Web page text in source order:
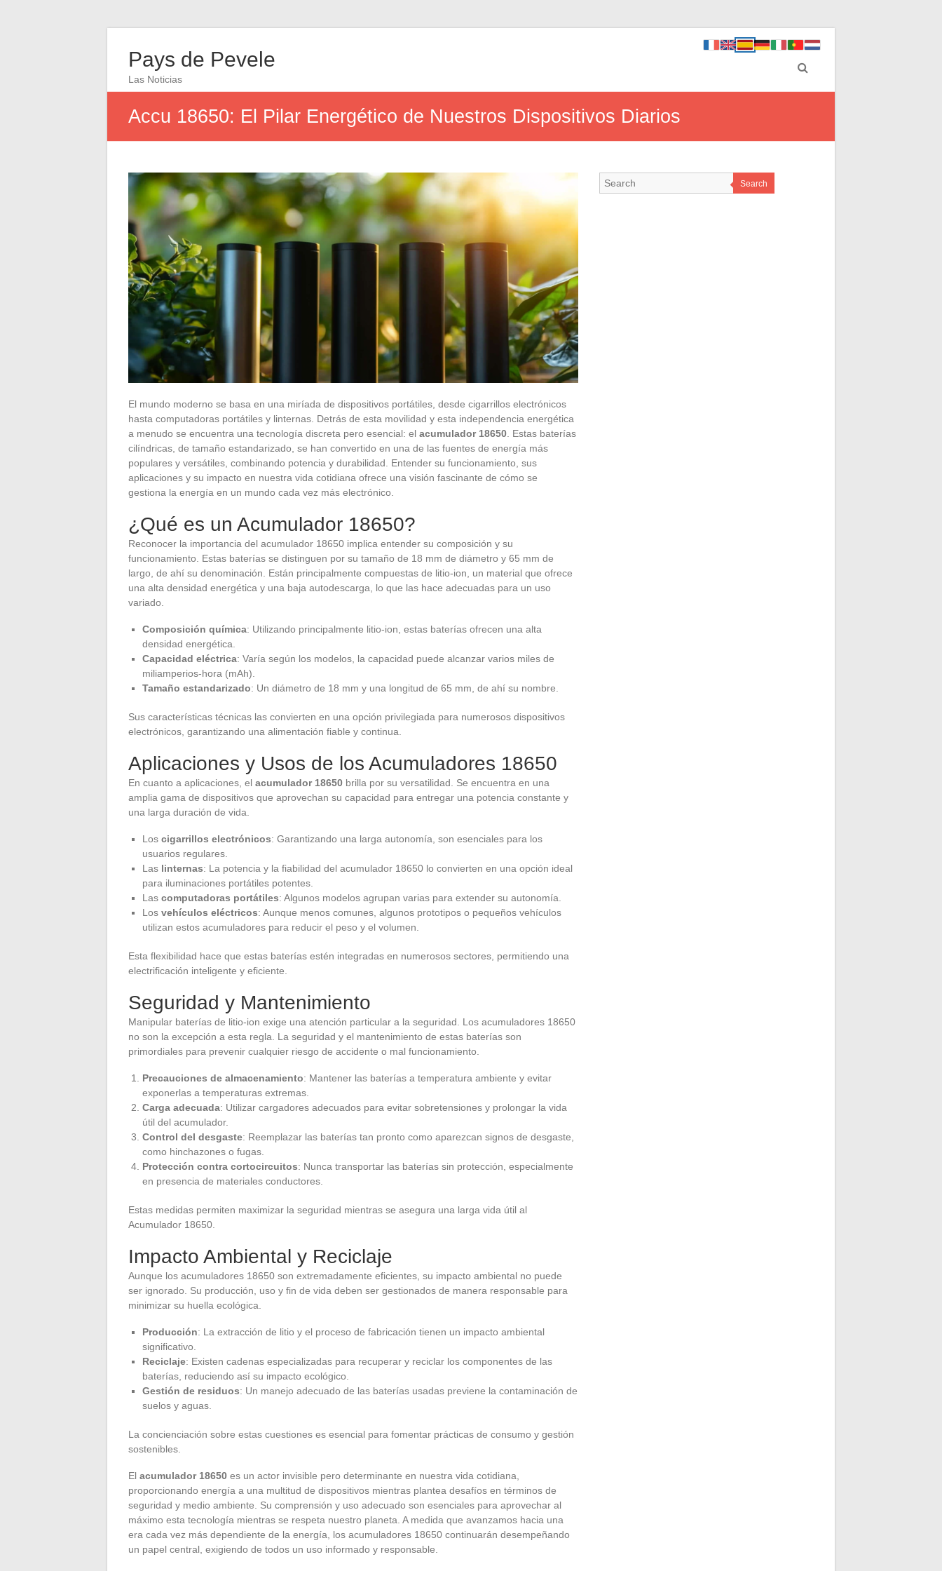
Pays de Pevele
Las Noticias
Accu 18650: El Pilar Energético de Nuestros Dispositivos Diarios
El mundo moderno se basa en una miríada de dispositivos portátiles, desde cigarrillos electrónicos
hasta computadoras portátiles y linternas. Detrás de esta movilidad y esta independencia energética
a menudo se encuentra una tecnología discreta pero esencial: el acumulador 18650 . Estas baterías
cilíndricas, de tamaño estandarizado, se han convertido en una de las fuentes de energía más
populares y versátiles, combinando potencia y durabilidad. Entender su funcionamiento, sus
aplicaciones y su impacto en nuestra vida cotidiana ofrece una visión fascinante de cómo se
gestiona la energía en un mundo cada vez más electrónico.
¿Qué es un Acumulador 18650?
Reconocer la importancia del acumulador 18650 implica entender su composición y su
funcionamiento. Estas baterías se distinguen por su tamaño de 18 mm de diámetro y 65 mm de
largo, de ahí su denominación. Están principalmente compuestas de litio-ion, un material que ofrece
una alta densidad energética y una baja autodescarga, lo que las hace adecuadas para un uso
variado.
Composición química: Utilizando principalmente litio-ion, estas baterías ofrecen una alta
densidad energética.
Capacidad eléctrica: Varía según los modelos, la capacidad puede alcanzar varios miles de
miliamperios-hora (mAh).
Tamaño estandarizado: Un diámetro de 18 mm y una longitud de 65 mm, de ahí su nombre.
Sus características técnicas las convierten en una opción privilegiada para numerosos dispositivos
electrónicos, garantizando una alimentación fiable y continua.
Aplicaciones y Usos de los Acumuladores 18650
En cuanto a aplicaciones, el acumulador 18650 brilla por su versatilidad. Se encuentra en una
amplia gama de dispositivos que aprovechan su capacidad para entregar una potencia constante y
una larga duración de vida.
Los cigarrillos electrónicos: Garantizando una larga autonomía, son esenciales para los
usuarios regulares.
Las linternas: La potencia y la fiabilidad del acumulador 18650 lo convierten en una opción ideal
para iluminaciones portátiles potentes.
Las computadoras portátiles: Algunos modelos agrupan varias para extender su autonomía.
Los vehículos eléctricos: Aunque menos comunes, algunos prototipos o pequeños vehículos
utilizan estos acumuladores para reducir el peso y el volumen.
Esta flexibilidad hace que estas baterías estén integradas en numerosos sectores, permitiendo una
electrificación inteligente y eficiente.
Seguridad y Mantenimiento
Manipular baterías de litio-ion exige una atención particular a la seguridad. Los acumuladores 18650
no son la excepción a esta regla. La seguridad y el mantenimiento de estas baterías son
primordiales para prevenir cualquier riesgo de accidente o mal funcionamiento.
Precauciones de almacenamiento: Mantener las baterías a temperatura ambiente y evitar
exponerlas a temperaturas extremas.
Carga adecuada: Utilizar cargadores adecuados para evitar sobretensiones y prolongar la vida
útil del acumulador.
Control del desgaste: Reemplazar las baterías tan pronto como aparezcan signos de desgaste,
como hinchazones o fugas.
Protección contra cortocircuitos: Nunca transportar las baterías sin protección, especialmente
en presencia de materiales conductores.
Estas medidas permiten maximizar la seguridad mientras se asegura una larga vida útil al
Acumulador 18650.
Impacto Ambiental y Reciclaje
Aunque los acumuladores 18650 son extremadamente eficientes, su impacto ambiental no puede
ser ignorado. Su producción, uso y fin de vida deben ser gestionados de manera responsable para
minimizar su huella ecológica.
Producción: La extracción de litio y el proceso de fabricación tienen un impacto ambiental
significativo.
Reciclaje: Existen cadenas especializadas para recuperar y reciclar los componentes de las
baterías, reduciendo así su impacto ecológico.
Gestión de residuos: Un manejo adecuado de las baterías usadas previene la contaminación de
suelos y aguas.
La concienciación sobre estas cuestiones es esencial para fomentar prácticas de consumo y gestión
sostenibles.
El acumulador 18650 es un actor invisible pero determinante en nuestra vida cotidiana,
proporcionando energía a una multitud de dispositivos mientras plantea desafíos en términos de
seguridad y medio ambiente. Su comprensión y uso adecuado son esenciales para aprovechar al
máximo esta tecnología mientras se respeta nuestro planeta. A medida que avanzamos hacia una
era cada vez más dependiente de la energía, los acumuladores 18650 continuarán desempeñando
un papel central, exigiendo de todos un uso informado y responsable.
Search